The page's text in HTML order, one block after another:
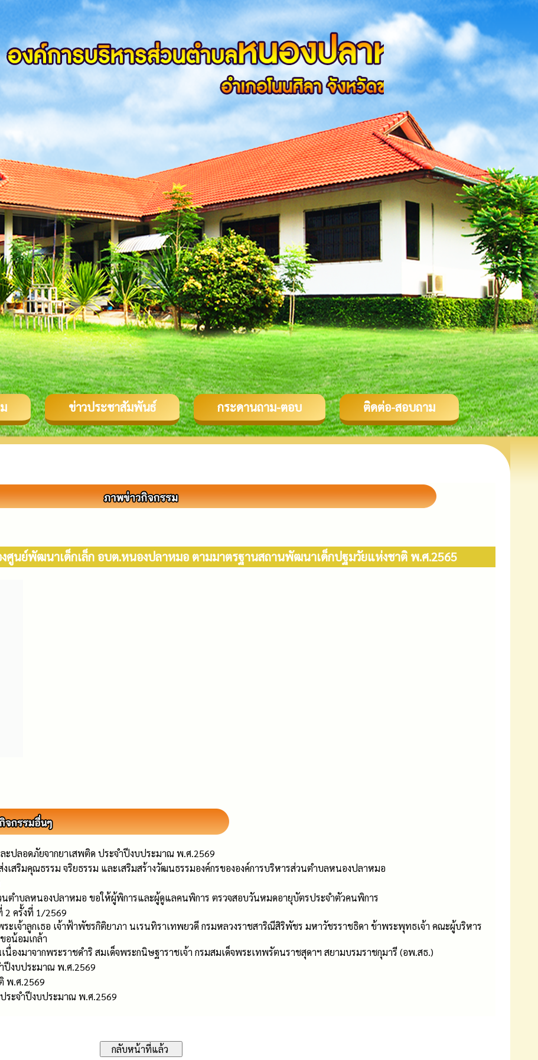
ข่าวประชาสัมพันธ์ กระดานถาม-ตอบ ติดต่อ-สอบถาม
นย์พัฒนาเด็กเล็ก อบต.หนองปลาหมอ ตามมาตรฐานสถานพัฒนาเด็กปฐมวัยแห่งชาติ พ.ศ.2565
ะปลอดภัยจากยาเสพติด ประจำปีงบประมาณ พ.ศ.2569
เสริมคุณธรรม จริยธรรม และเสริมสร้างวัฒนธรรมองค์กรขององค์การบริหารส่วนตำบลหนองปลาหมอ
ตำบลหนองปลาหมอ ขอให้ผู้พิการและผู้ดูแลคนพิการ ตรวจสอบวันหมดอายุบัตรประจำตัวคนพิการ
2 ครั้งที่ 1/2569
ระเจ้าลูกเธอ เจ้าฟ้าพัชรกิติยาภา นเรนทิราเทพยวดี กรมหลวงราชสาริณีสิริพัชร มหาวัชรราชธิดา ข้าพระพุทธเจ้า คณะผู้บริหาร
อน้อมเกล้า
องมาจากพระราชดำริ สมเด็จพระกนิษฐาราชเจ้า กรมสมเด็จพระเทพรัตนราชสุดาฯ สยามบรมราชกุมารี (อพ.สธ.)
ำปีงบประมาณ พ.ศ.2569
พ.ศ.2569
ระจำปีงบประมาณ พ.ศ.2569